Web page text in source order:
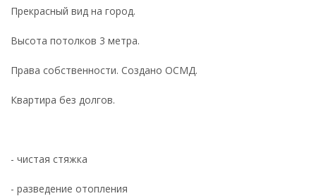
Прекрасный вид на город.
Высота потолков 3 метра.
Права собственности. Создано ОСМД.
Квартира без долгов.
- чистая стяжка
- разведение отопления